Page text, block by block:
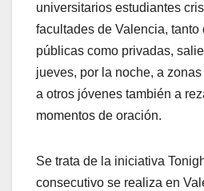
universitarios estudiantes
facultades de Valencia,
públicas como privadas,
jueves, por la noche, a
a otros jóvenes también a
momentos de oración.
Se trata de la iniciativa
consecutivo se realiza en